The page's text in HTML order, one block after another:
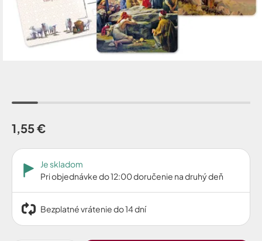
1,55 €
Je skladom
Pri objednávke do 12:00 doručenie na druhý deň
Bezplatné vrátenie do 14 dní